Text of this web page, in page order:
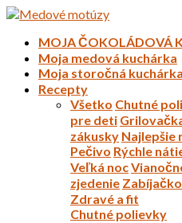
MOJA ČOKOLÁDOVÁ
Moja medová kuchárka
Moja storočná kuchárka
Recepty
Všetko Chutné
pre deti
zákusky Najlepšie
Pečivo Rýchle
Veľká noc
zjedenie
Zdravé a fit
Chutné polievky